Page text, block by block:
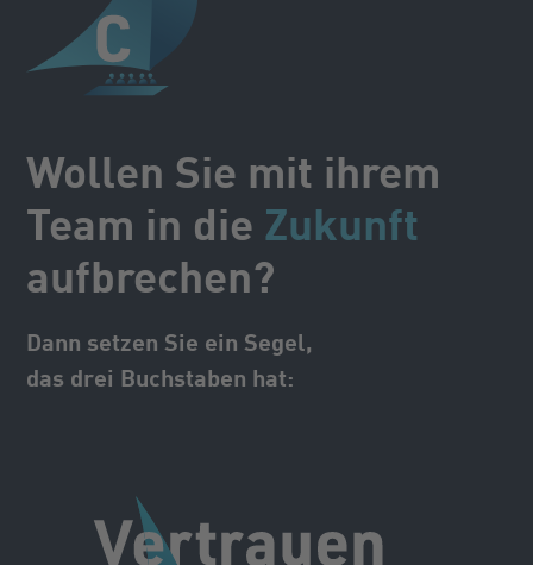
Wollen Sie mit ihrem
Team in die Zukunft
aufbrechen?
Dann setzen Sie ein Segel,
das drei Buchstaben hat: